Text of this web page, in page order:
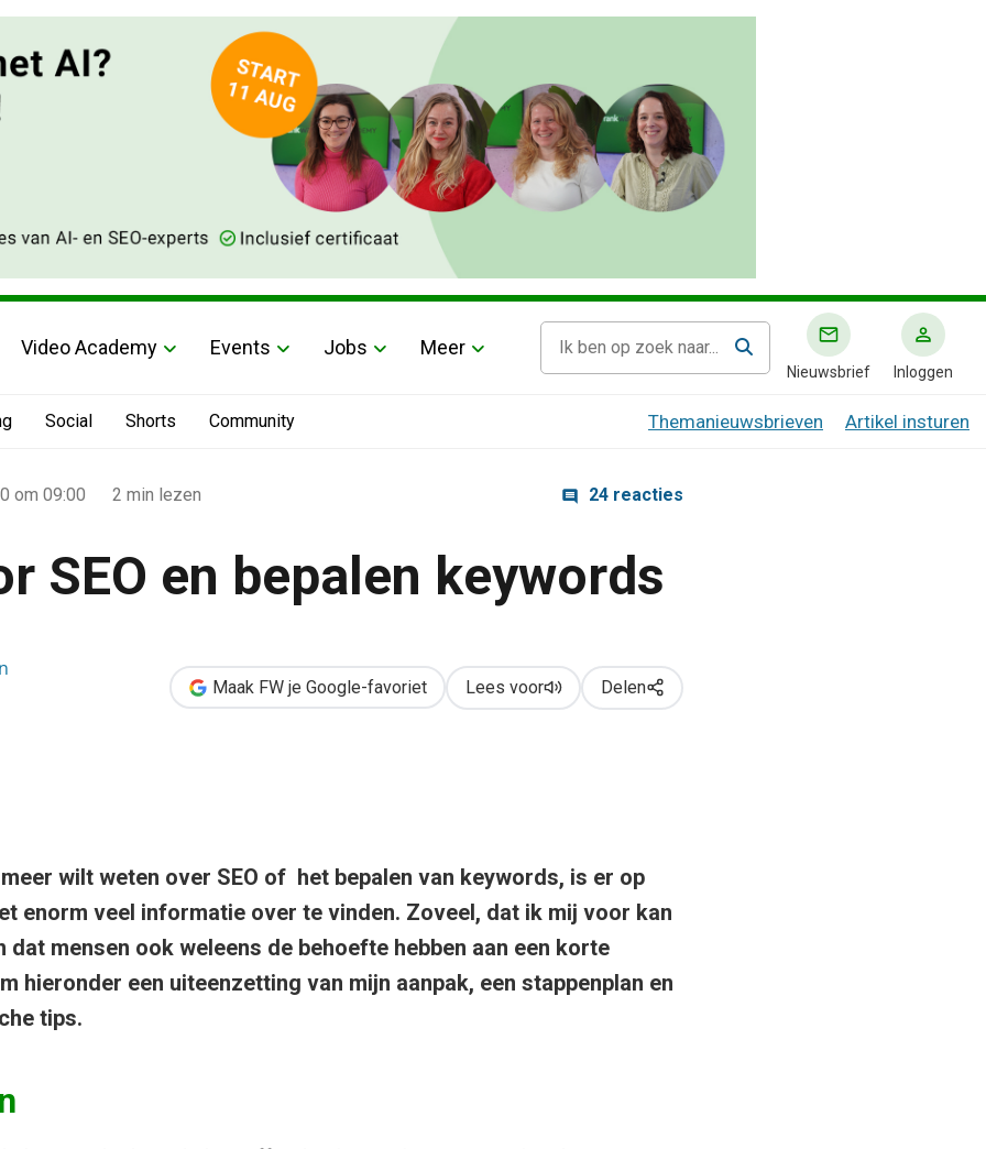
Video Academy Events Jobs Meer
Nieuwsbrief Inloggen
Social Shorts Community Themanieuwsbrieven Artikel insturen
keywords
om 09:00 2 min lezen 24 reacties
SEO en bepalen keywords
Maak FW je Google-favoriet Lees voor Delen
wilt weten over SEO of het bepalen van keywords, is er op
enorm veel informatie over te vinden. Zoveel, dat ik mij voor kan
dat mensen ook weleens de behoefte hebben aan een korte
hieronder een uiteenzetting van mijn aanpak, een stappenplan en
tips.